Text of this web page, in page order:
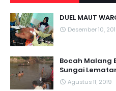
DUEL MAUT
Desember 10,
Bocah Malang
Sungai
Agustus 11, 2019